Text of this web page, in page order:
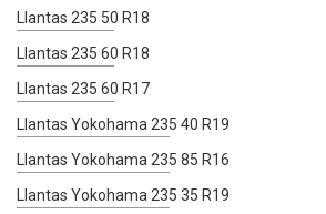
Llantas 235 50 R18
Llantas 235 60 R18
Llantas 235 60 R17
Llantas Yokohama 235 40 R19
Llantas Yokohama 235 85 R16
Llantas Yokohama 235 35 R19